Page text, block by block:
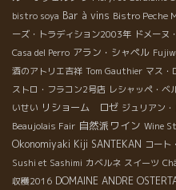
bistro soya Bar à vins Bistro Peche
ーズ・トラディション2003年 ドメーヌ
Casa del Perro アラン・シャペル
酒のアトリエ吉祥 Tom Gauthier マス・
ストロ・フラコン2号店 レシャッペ・
いせい リショーム ロゼ ジュリアン
Beaujolais Fair 自然派ワイン Wine
Okonomiyaki Kiji SANTEKAN コート
Sushi et Sashimi カベルネ スイーツ
収穫2016 DOMAINE ANDRE